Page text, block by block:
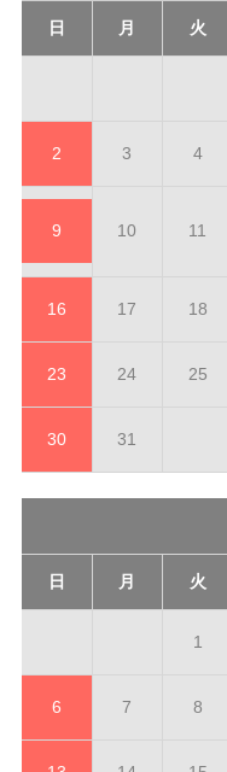
日 月 火
2 3 4
9 10 11
16 17 18
23 24 25
30 31
日 月 火
1
6 7 8